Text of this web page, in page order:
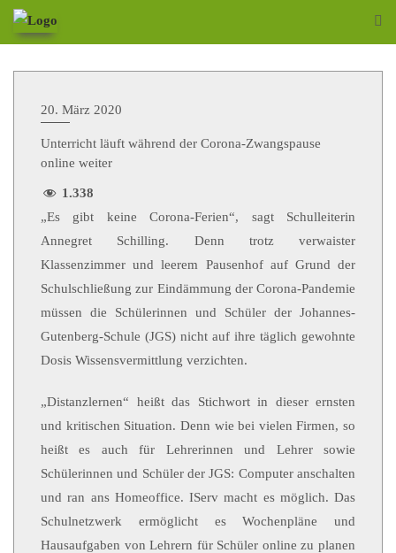
20. März 2020
Unterricht läuft während der Corona-Zwangspause
online weiter
1.338
„Es gibt keine Corona-Ferien“, sagt Schulleiterin
Annegret Schilling. Denn trotz verwaister
Klassenzimmer und leerem Pausenhof auf Grund der
Schulschließung zur Eindämmung der Corona-Pandemie
müssen die Schülerinnen und Schüler der Johannes-
Gutenberg-Schule (JGS) nicht auf ihre täglich gewohnte
Dosis Wissensvermittlung verzichten.
„Distanzlernen“ heißt das Stichwort in dieser ernsten
und kritischen Situation. Denn wie bei vielen Firmen, so
heißt es auch für Lehrerinnen und Lehrer sowie
Schülerinnen und Schüler der JGS: Computer anschalten
und ran ans Homeoffice. IServ macht es möglich. Das
Schulnetzwerk ermöglicht es Wochenpläne und
Hausaufgaben von Lehrern für Schüler online zu planen